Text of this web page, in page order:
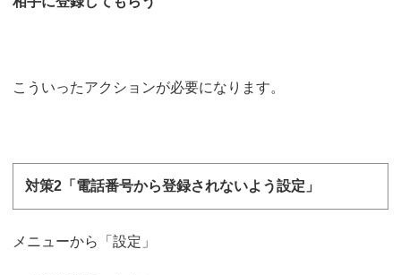
こういったアクションが必要になります。
対策2「電話番号から登録されないよう設定」
メニューから「設定」